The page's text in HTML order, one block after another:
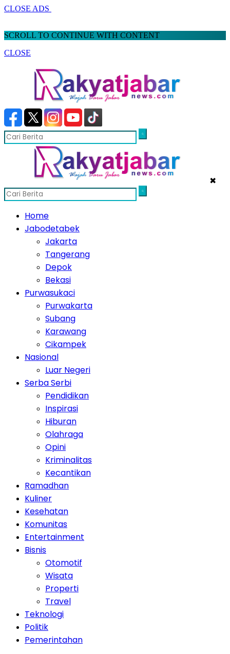
CLOSE ADS
SCROLL TO CONTINUE WITH CONTENT
CLOSE
✖
Home
Jabodetabek
Jakarta
Tangerang
Depok
Bekasi
Purwasukaci
Purwakarta
Subang
Karawang
Cikampek
Nasional
Luar Negeri
Serba Serbi
Pendidikan
Inspirasi
Hiburan
Olahraga
Opini
Kriminalitas
Kecantikan
Ramadhan
Kuliner
Kesehatan
Komunitas
Entertainment
Bisnis
Otomotif
Wisata
Properti
Travel
Teknologi
Politik
Pemerintahan